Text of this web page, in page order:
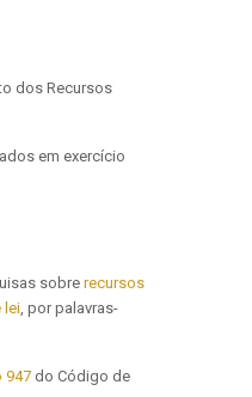
dos Recursos
em exercício
sobre recursos
lei, por palavras-
947 do Código de